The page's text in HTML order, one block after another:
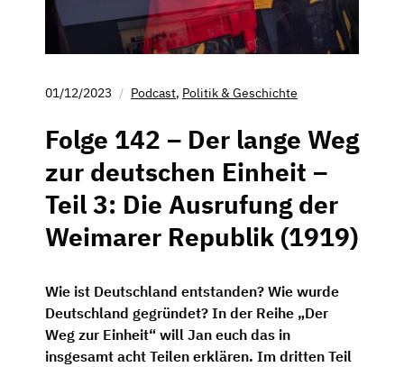
01/12/2023 Podcast, Politik & Geschichte
Folge 142 – Der lange Weg
zur deutschen Einheit –
Teil 3: Die Ausrufung der
Weimarer Republik (1919)
Wie ist Deutschland entstanden? Wie wurde
Deutschland gegründet? In der Reihe „Der
Weg zur Einheit“ will Jan euch das in
insgesamt acht Teilen erklären. Im dritten Teil